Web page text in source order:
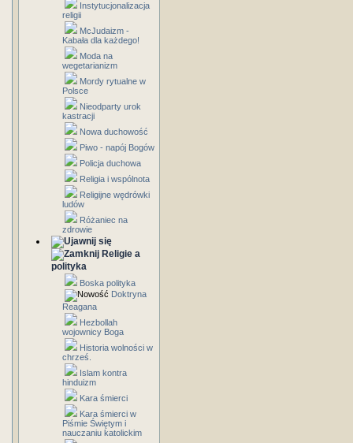
Instytucjonalizacja
religii
McJudaizm -
Kabała dla każdego!
Moda na
wegetarianizm
Mordy rytualne w
Polsce
Nieodparty urok
kastracji
Nowa duchowość
Piwo - napój Bogów
Policja duchowa
Religia i wspólnota
Religijne wędrówki
ludów
Różaniec na
zdrowie
Religie a
polityka
Boska polityka
Doktryna
Reagana
Hezbollah
wojownicy Boga
Historia wolności w
chrześ.
Islam kontra
hinduizm
Kara śmierci
Kara śmierci w
Piśmie Świętym i
nauczaniu katolickim